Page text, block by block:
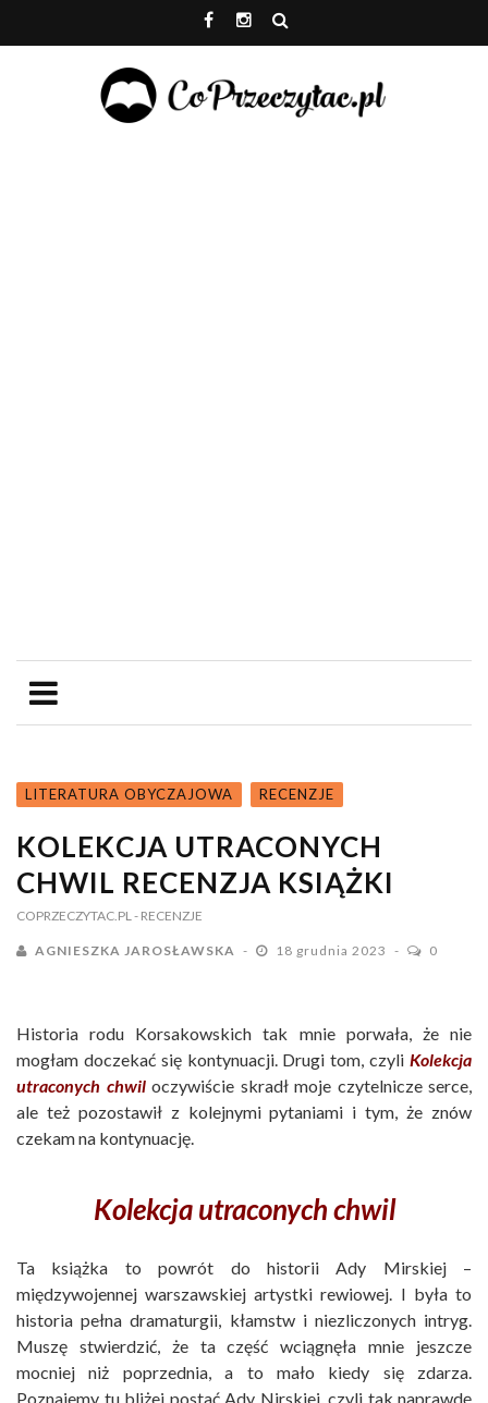
LITERATURA OBYCZAJOWA RECENZJE
KOLEKCJA UTRACONYCH
CHWIL RECENZJA KSIĄŻKI
COPRZECZYTAC.PL - RECENZJE
AGNIESZKA JAROSŁAWSKA 18 grudnia 2023 0
Historia rodu Korsakowskich tak mnie porwała, że nie
mogłam doczekać się kontynuacji. Drugi tom, czyli Kolekcja
utraconych chwiloczywiście skradł moje czytelnicze serce,
ale też pozostawił z kolejnymi pytaniami i tym, że znów
czekam na kontynuację.
Kolekcja utraconych chwil
Ta książka to powrót do historii Ady Mirskiej –
międzywojennej warszawskiej artystki rewiowej. I była to
historia pełna dramaturgii, kłamstw i niezliczonych intryg.
Muszę stwierdzić, że ta część wciągnęła mnie jeszcze
mocniej niż poprzednia, a to mało kiedy się zdarza.
Poznajemy tu bliżej postać Ady Nirskiej, czyli tak naprawdę